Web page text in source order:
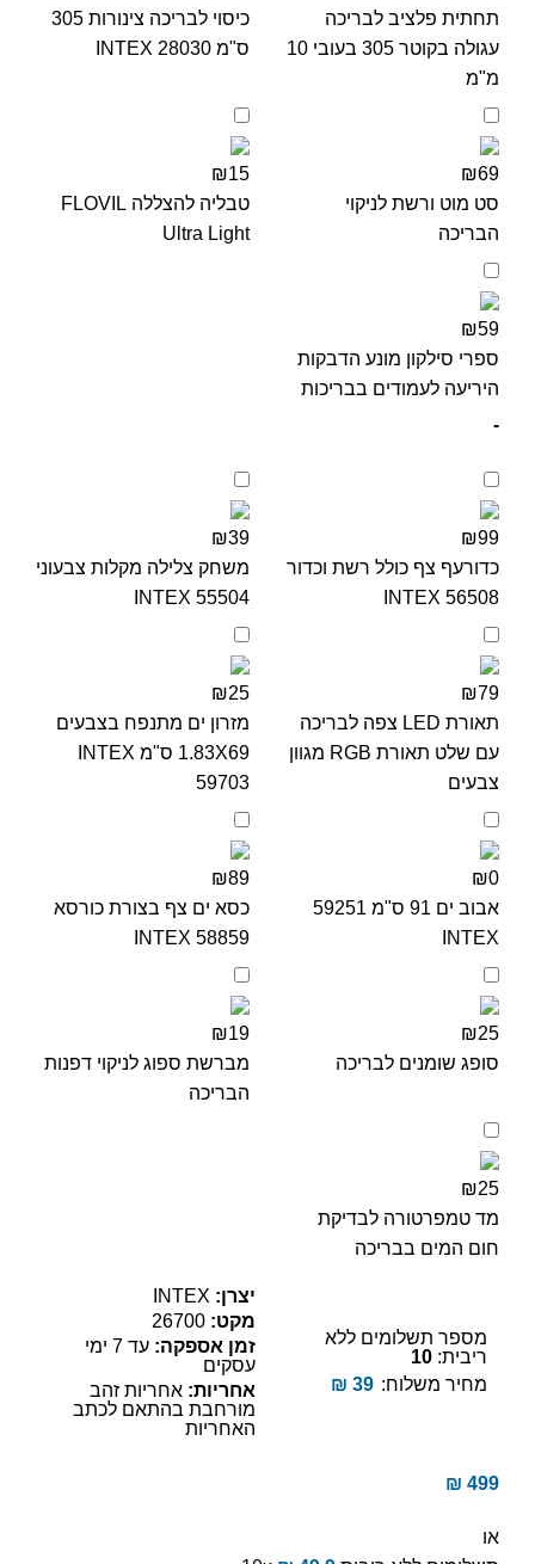
תחתית פלציב לבריכה
עגולה בקוטר 305 בעובי 10
מ"מ
כיסוי לבריכה צינורות 305
ס"מ 28030 INTEX
₪69
סט מוט ורשת לניקוי
הבריכה
₪15
טבליה להצללה FLOVIL
Ultra Light
₪59
ספרי סילקון מונע הדבקות
היריעה לעמודים בבריכות
-
₪99
כדורעף צף כולל רשת וכדור
INTEX 56508
₪39
משחק צלילה מקלות צבעוני
INTEX 55504
₪79
תאורת LED צפה לבריכה
עם שלט תאורת RGB מגוון
צבעים
₪25
מזרון ים מתנפח בצבעים
1.83X69 ס"מ INTEX
59703
₪0
אבוב ים 91 ס"מ 59251
INTEX
₪89
כסא ים צף בצורת כורסא
INTEX 58859
₪25
סופג שומנים לבריכה
₪19
מברשת ספוג לניקוי דפנות
הבריכה
₪25
מד טמפרטורה לבדיקת
חום המים בבריכה
מספר תשלומים ללא
ריבית: 10
מחיר משלוח:
₪ 39
יצרן: INTEX
מקט: 26700
זמן אספקה:
עד 7 ימי
עסקים
אחריות: אחריות זהב
מורחבת בהתאם לכתב
האחריות
₪ 499
או